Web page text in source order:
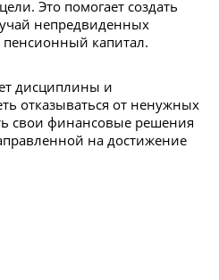
Это помогает создать
непредвиденных
капитал.
дисциплины и
отказываться от ненужных
свои финансовые решения
на достижение